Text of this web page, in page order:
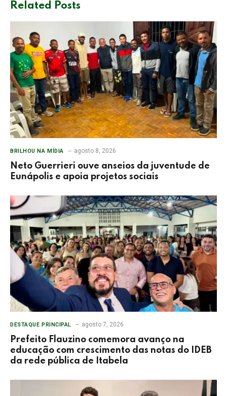
Related Posts
BRILHOU NA MÍDIA agosto 8, 2026
Neto Guerrieri ouve anseios da juventude de
Eunápolis e apoia projetos sociais
DESTAQUE PRINCIPAL agosto 7, 2026
Prefeito Flauzino comemora avanço na
educação com crescimento das notas do IDEB
da rede pública de Itabela